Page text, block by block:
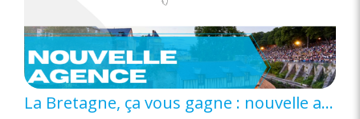
La Bretagne, ça vous gagne : nouvelle agence CosmétiCar à Vannes !